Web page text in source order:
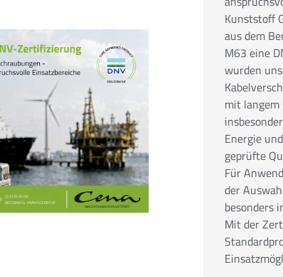
Kunststoff
aus dem
M63 eine
wurden
mit
Energie
geprüfte
Für
der
besonders
Mit der